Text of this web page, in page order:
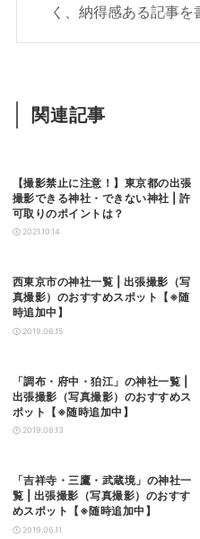
く、納得感ある記事
関連記事
【撮影禁止に注意！】東京都の出張
撮影できる神社・できない神社 | 許
可取りのポイントは？
2021.10.14
西東京市の神社一覧 | 出張撮影（写
真撮影）のおすすめスポット【※随
時追加中】
2019.06.15
「調布・府中・狛江」の神社一覧 |
出張撮影（写真撮影）のおすすめス
ポット【※随時追加中】
2019.06.13
「吉祥寺・三鷹・武蔵境」の神社一
覧 | 出張撮影（写真撮影）のおすす
めスポット【※随時追加中】
2019.06.11